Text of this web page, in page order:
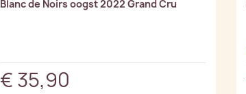
Blanc de Noirs oogst 2022 Grand Cru
€ 35,90